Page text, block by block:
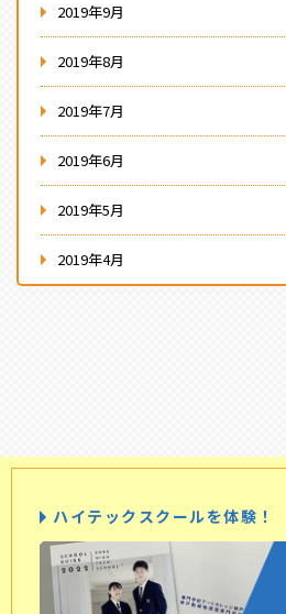
2019年9月
2019年8月
2019年7月
2019年6月
2019年5月
2019年4月
ハイテックスクールを体験！